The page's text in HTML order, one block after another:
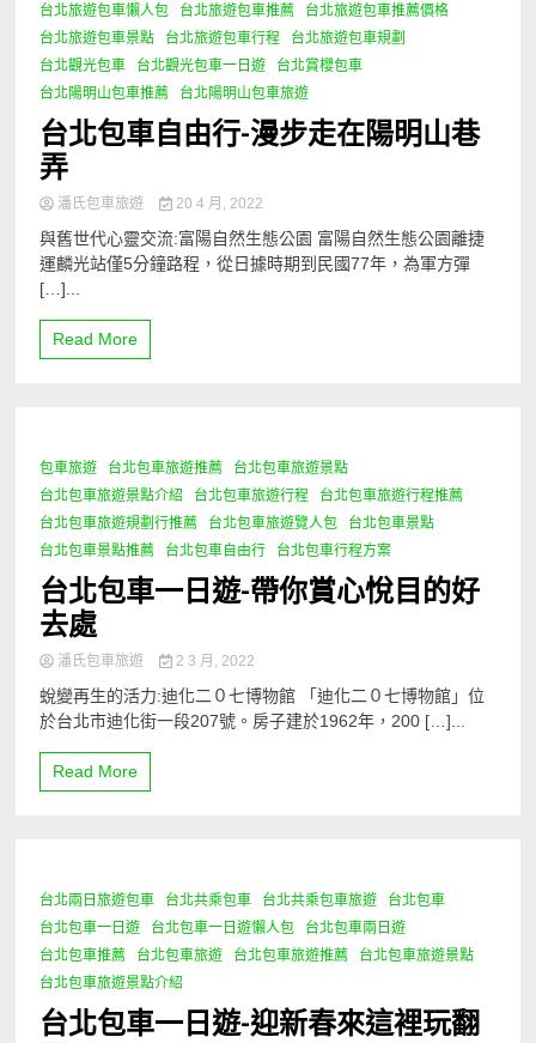
台北旅遊包車懶人包 台北旅遊包車推薦
台北旅遊包車推薦價格
台北旅遊包車景點
台北旅遊包車行程
台北旅遊包車規劃
台北觀光包車
台北觀光包車一日遊
台北賞櫻包車
台北陽明山包車推薦
台北陽明山包車旅遊
台北包車自由行-漫步走在陽明山巷
弄
潘氏包車旅遊 20 4 月, 2022
與舊世代心靈交流:富陽自然生態公園 富陽自然生態公園離捷
運麟光站僅5分鐘路程，從日據時期到民國77年，為軍方彈
[…]...
Read More
1 Minute
包車旅遊 台北包車旅遊推薦
台北包車旅遊景點
台北包車旅遊景點介紹
台北包車旅遊行程
台北包車旅遊行程推薦
台北包車旅遊規劃行推薦
台北包車旅遊覽人包
台北包車景點
台北包車景點推薦
台北包車自由行 台北包車行程方案
台北包車一日遊-帶你賞心悅目的好
去處
潘氏包車旅遊 2 3 月, 2022
蛻變再生的活力:迪化二０七博物館 「迪化二０七博物館」位
於台北市迪化街一段207號。房子建於1962年，200 […]...
Read More
1 Minute
台北兩日旅遊包車 台北共乘包車 台北共乘包車旅遊
台北包車
台北包車一日遊
台北包車一日遊懶人包
台北包車兩日遊
台北包車推薦
台北包車旅遊 台北包車旅遊推薦
台北包車旅遊景點
台北包車旅遊景點介紹
台北包車一日遊-迎新春來這裡玩翻